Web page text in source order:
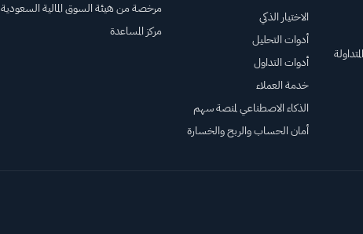
الاختيار الذكي
أدوات التحليل
أدوات التداول
خدمة العملاء
الذكاء الاصطناعي لمنصة سهم
أمان الحساب والربح والخسارة
مرخصة من هيئة السوق المالية السعودية
مركز المساعدة